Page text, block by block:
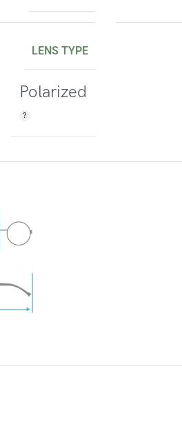
LENS TYPE
Polarized